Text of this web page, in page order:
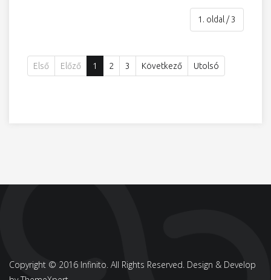
1. oldal / 3
Első Előző 1 2 3 Következő Utolsó
Copyright © 2016 Infinito. All Rights Reserved. Design & Develop